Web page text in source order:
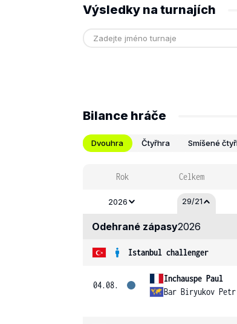
Výsledky na turnajích
Bilance hráče
Dvouhra Čtyřhra Smíšené
Rok Celkem
2026 29/21
Odehrané zápasy2026
Istanbul challenger
04.08.
Inchauspe Paul
Bar Biryukov Petr